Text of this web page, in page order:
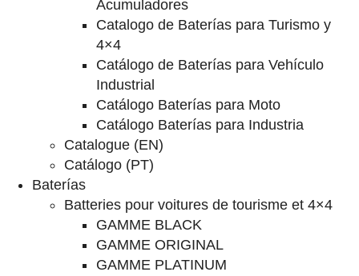
Acumuladores
Catalogo de Baterías para Turismo y
4×4
Catálogo de Baterías para Vehículo
Industrial
Catálogo Baterías para Moto
Catálogo Baterías para Industria
Catalogue (EN)
Catálogo (PT)
Baterías
Batteries pour voitures de tourisme et 4×4
GAMME BLACK
GAMME ORIGINAL
GAMME PLATINUM